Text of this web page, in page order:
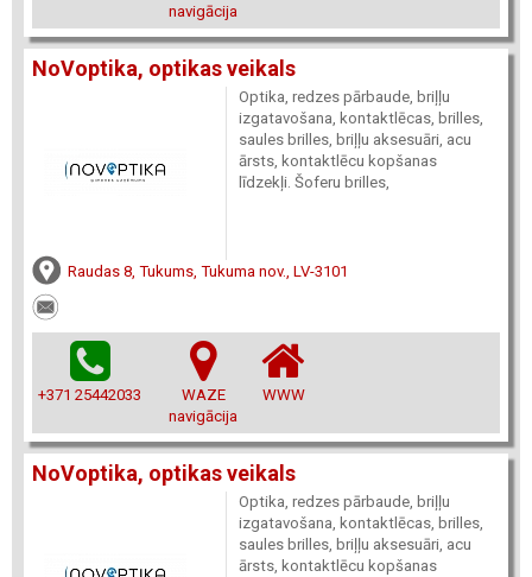
navigācija
NoVoptika, optikas veikals
Optika, redzes pārbaude, briļļu
izgatavošana, kontaktlēcas, brilles,
saules brilles, briļļu aksesuāri, acu
ārsts, kontaktlēcu kopšanas
līdzekļi. Šoferu brilles,
Raudas 8, Tukums, Tukuma nov., LV-3101
+371 25442033
WAZE
navigācija
WWW
NoVoptika, optikas veikals
Optika, redzes pārbaude, briļļu
izgatavošana, kontaktlēcas, brilles,
saules brilles, briļļu aksesuāri, acu
ārsts, kontaktlēcu kopšanas